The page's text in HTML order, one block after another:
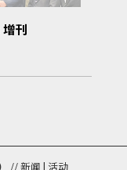
增刊
//新闻 | 活动